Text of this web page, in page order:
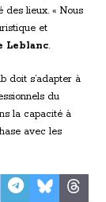
des lieux. « Nous
et
Leblanc.
doit s’adapter à
du
la capacité à
avec les